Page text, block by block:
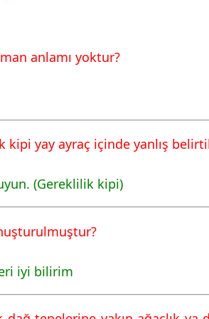
anlamı yoktur?
yay ayraç içinde yanlış
(Gereklilik kipi)
iyi bilirim